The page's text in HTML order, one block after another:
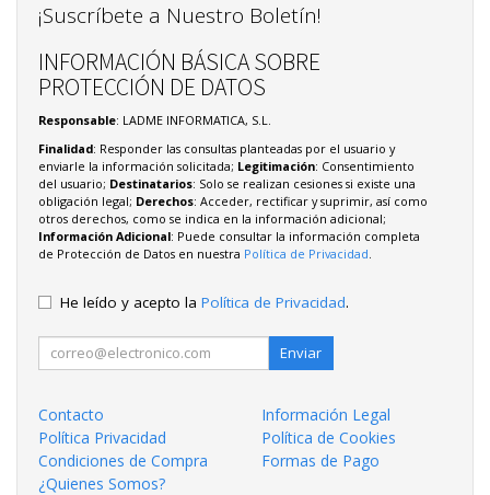
¡Suscríbete a Nuestro Boletín!
INFORMACIÓN BÁSICA SOBRE
PROTECCIÓN DE DATOS
Responsable: LADME INFORMATICA, S.L.
Finalidad: Responder las consultas planteadas por el usuario y
enviarle la información solicitada; Legitimación: Consentimiento
del usuario; Destinatarios: Solo se realizan cesiones si existe una
obligación legal; Derechos: Acceder, rectificar y suprimir, así como
otros derechos, como se indica en la información adicional;
Información Adicional: Puede consultar la información completa
de Protección de Datos en nuestra Política de Privacidad.
He leído y acepto la Política de Privacidad.
Enviar
Contacto
Información Legal
Política Privacidad
Política de Cookies
Condiciones de Compra
Formas de Pago
¿Quienes Somos?